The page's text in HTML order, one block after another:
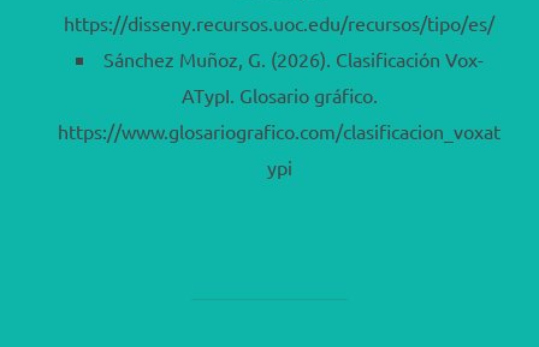
https://disseny.recursos.uoc.edu/recursos/tipo/es/
Sánchez Muñoz, G. (2026). Clasificación Vox-
ATypI. Glosario gráfico.
https://www.glosariografico.com/clasificacion_voxat
ypi